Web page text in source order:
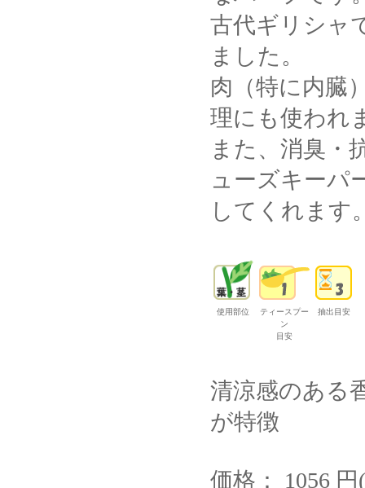
古代ギリシャ
ました。
肉（特に内臓
理にも使われ
また、消臭・
ューズキーパ
してくれます
使用部位
ティースプー
ン
目安
抽出目安
清涼感のある
が特徴
価格： 1056